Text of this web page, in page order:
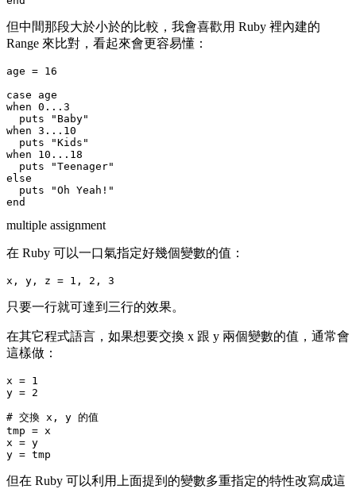
但中間那段大於小於的比較，我會喜歡用 Ruby 裡內建的
Range 來比對，看起來會更容易懂：
age = 16
case age
when 0...3
  puts "Baby"
when 3...10
  puts "Kids"
when 10...18
  puts "Teenager"
else
  puts "Oh Yeah!"
multiple assignment
在 Ruby 可以一口氣指定好幾個變數的值：
只要一行就可達到三行的效果。
在其它程式語言，如果想要交換 x 跟 y 兩個變數的值，通常會
這樣做：
x = 1
y = 2
# 交換 x, y 的值
tmp = x
x = y
但在 Ruby 可以利用上面提到的變數多重指定的特性改寫成這